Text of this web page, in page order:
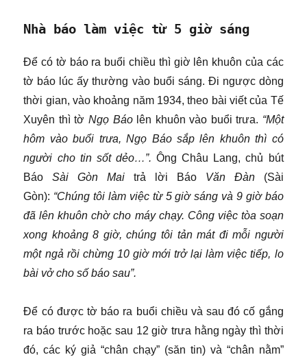
Nhà báo làm việc từ 5 giờ sáng
Để có tờ báo ra buổi chiều thì giờ lên khuôn của các
tờ báo lúc ấy thường vào buổi sáng. Đi ngược dòng
thời gian, vào khoảng năm 1934, theo bài viết của Tế
Xuyên thì tờ Ngọ Báolên khuôn vào buổi trưa. “Một
hôm vào buổi trưa, Ngọ Báo sắp lên khuôn thì có
người cho tin sốt dẻo…”. Ông Châu Lang, chủ bút
BáoSài Gòn Mai trả lời BáoVăn Đàn(Sài
Gòn): “Chúng tôi làm việc từ 5 giờ sáng và 9 giờ báo
đã lên khuôn chờ cho máy chạy. Công việc tòa soạn
xong khoảng 8 giờ, chúng tôi tản mát đi mỗi người
một ngả rồi chừng 10 giờ mới trở lại làm việc tiếp, lo
bài vở cho số báo sau”.
Để có được tờ báo ra buổi chiều và sau đó cố gắng
ra báo trước hoặc sau 12 giờ trưa hằng ngày thì thời
đó, các ký giả “chân chạy” (săn tin) và “chân nằm”